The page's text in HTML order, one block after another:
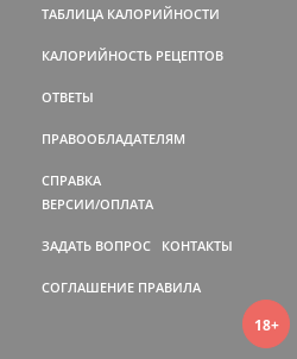
ТАБЛИЦА КАЛОРИЙНОСТИ
КАЛОРИЙНОСТЬ РЕЦЕПТОВ
ОТВЕТЫ
ПРАВООБЛАДАТЕЛЯМ
СПРАВКА
ВЕРСИИ/ОПЛАТА
ЗАДАТЬ ВОПРОС КОНТАКТЫ
СОГЛАШЕНИЕ ПРАВИЛА
18+